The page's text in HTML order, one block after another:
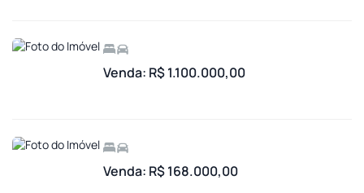
Venda: R$ 1.100.000,00
Venda: R$ 168.000,00